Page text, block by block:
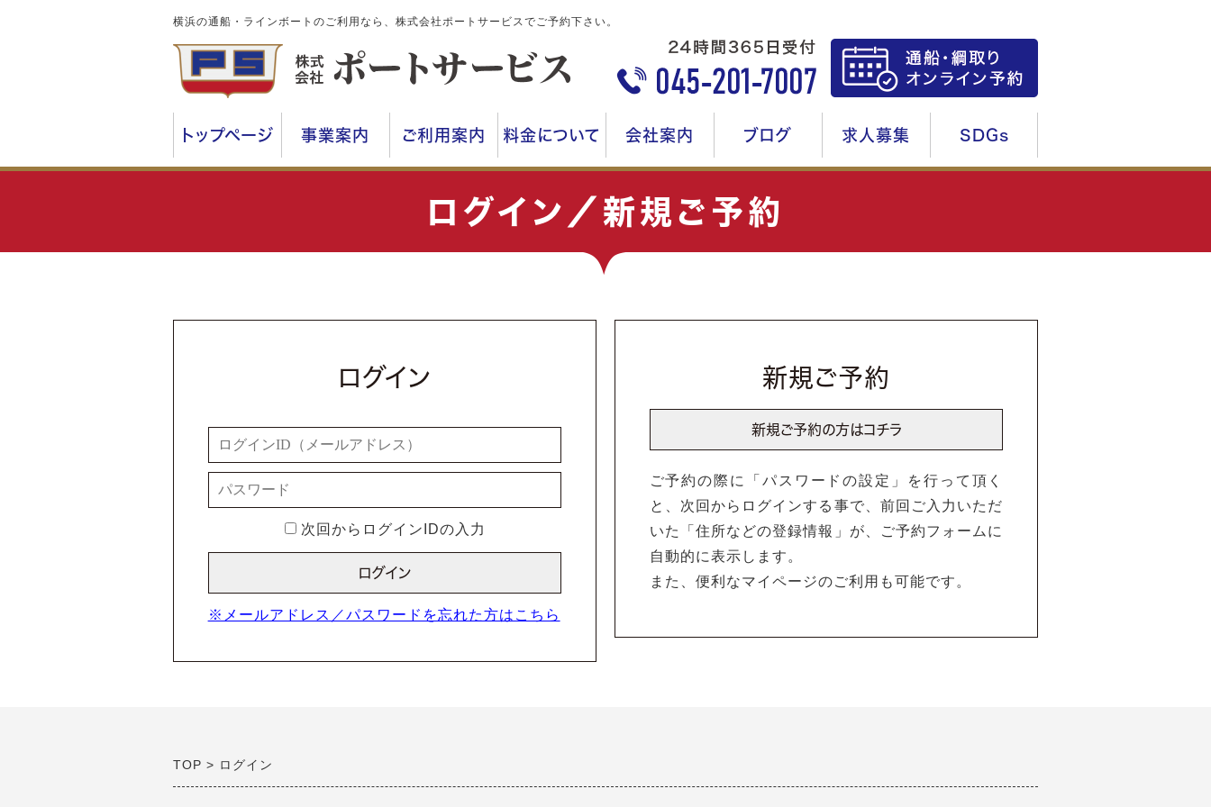
横浜の通船・ラインボートのご利用なら、株式会社ポートサービスでご予約下さい。
トップページ 事業案内 ご利用案内 料金について 会社案内 ブログ 求人募集 SDGs
ログイン／新規ご予約
ログイン
次回からログインIDの入力
※メールアドレス／パスワードを忘れた方はこちら
新規ご予約
ご予約の際に「パスワードの設定」を行って頂く
と、次回からログインする事で、前回ご入力いただ
いた「住所などの登録情報」が、ご予約フォームに
自動的に表示します。
また、便利なマイページのご利用も可能です。
TOP ログイン